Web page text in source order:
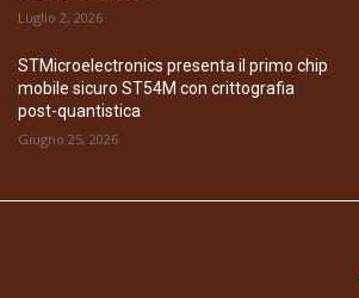
Luglio 2, 2026
STMicroelectronics presenta il primo chip
mobile sicuro ST54M con crittografia
post-quantistica
Giugno 25, 2026